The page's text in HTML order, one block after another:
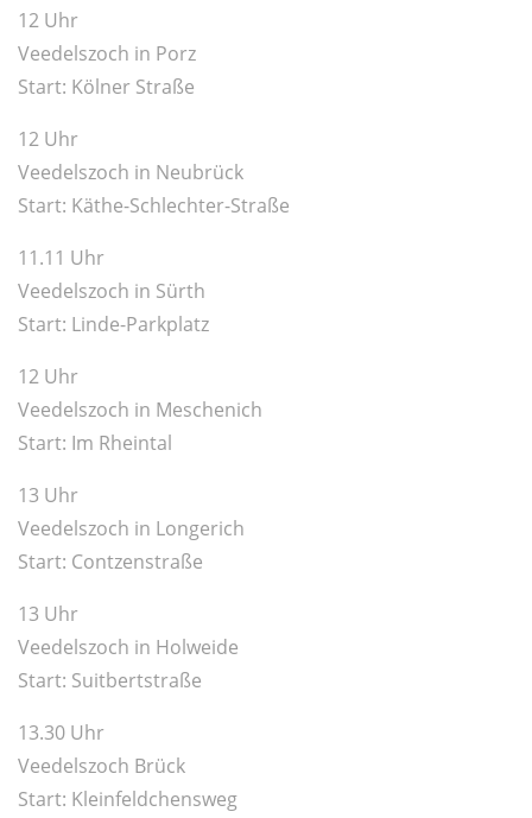
12 Uhr
Veedelszoch in Porz
Start: Kölner Straße
12 Uhr
Veedelszoch in Neubrück
Start: Käthe-Schlechter-Straße
11.11 Uhr
Veedelszoch in Sürth
Start: Linde-Parkplatz
12 Uhr
Veedelszoch in Meschenich
Start: Im Rheintal
13 Uhr
Veedelszoch in Longerich
Start: Contzenstraße
13 Uhr
Veedelszoch in Holweide
Start: Suitbertstraße
13.30 Uhr
Veedelszoch Brück
Start: Kleinfeldchensweg